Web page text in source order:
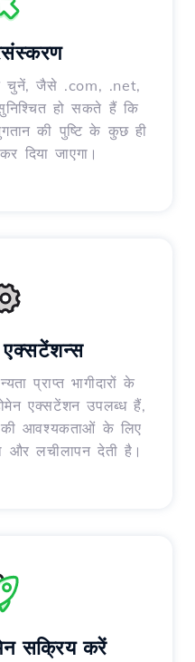
चुनें, जैसे .com, .net,
हो सकते हैं कि
की पुष्टि के कुछ ही
दिया जाएगा।
प्राप्त भागीदारों के
एक्सटेंशन उपलब्ध हैं,
आवश्यकताओं के लिए
और लचीलापन देती है।
सक्रिय करें